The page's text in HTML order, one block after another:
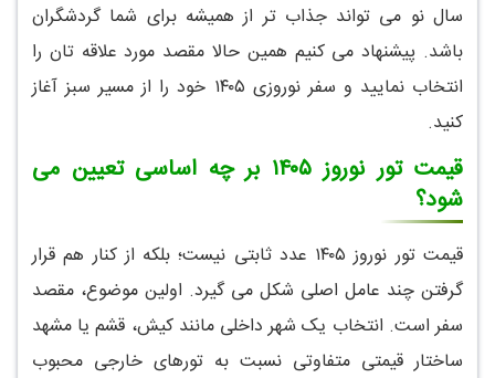
سال نو می تواند جذاب تر از همیشه برای شما گردشگران
باشد. پیشنهاد می کنیم همین حالا مقصد مورد علاقه تان را
انتخاب نمایید و سفر نوروزی ۱۴۰۵ خود را از مسیر سبز آغاز
کنید.
قیمت تور نوروز ۱۴۰۵ بر چه اساسی تعیین می
شود؟
قیمت تور نوروز ۱۴۰۵ عدد ثابتی نیست؛ بلکه از کنار هم قرار
گرفتن چند عامل اصلی شکل می گیرد. اولین موضوع، مقصد
سفر است. انتخاب یک شهر داخلی مانند کیش، قشم یا مشهد
ساختار قیمتی متفاوتی نسبت به تورهای خارجی محبوب